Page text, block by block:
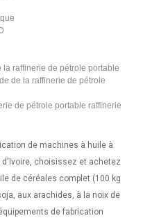
la raffinerie de pétrole portable
de la raffinerie de pétrole
de pétrole portable raffinerie
de machines à huile à
d'Ivoire, choisissez et achetez
de céréales complet (100 kg
aux arachides, à la noix de
de fabrication